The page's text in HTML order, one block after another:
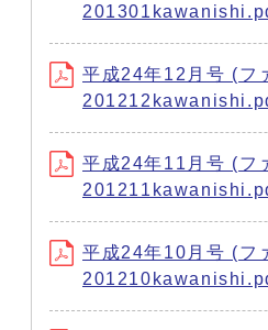
平成24年12月号 (フ
平成24年11月号 (フ
平成24年10月号 (フ